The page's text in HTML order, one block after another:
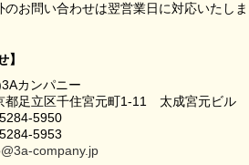
お問い合わせは翌営業日に対応いたしま
】
カンパニー
都足立区千住宮元町1-11 太成宮元ビル
5950
5953
company.jp